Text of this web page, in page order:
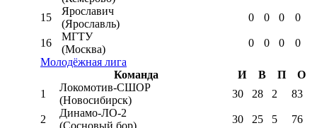
15
Ярославич
(Ярославль)
0 0 0 0
16
МГТУ
(Москва)
0 0 0
0
Молодёжная лига
Команда
И В П
О
1
Локомотив-CШОР
(Новосибирск)
30 28 2 83
2
Динамо-ЛО-2
(Сосновый бор)
30 25 5 76